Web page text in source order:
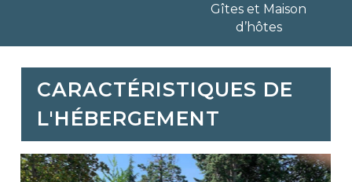
Gîtes et Maison
d’hôtes
CARACTÉRISTIQUES DE
L'HÉBERGEMENT